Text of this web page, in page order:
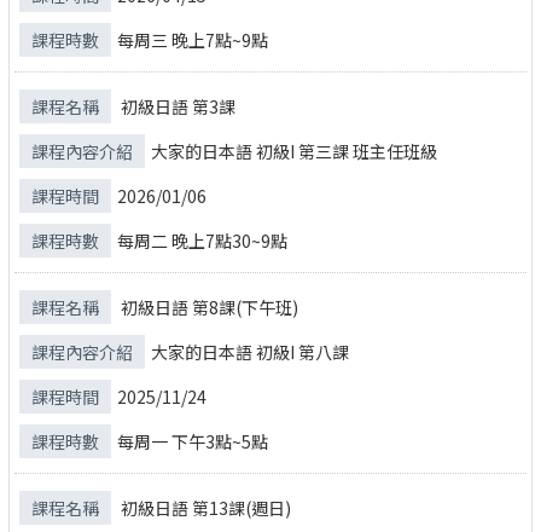
每周三 晚上7點~9點
初級日語 第3課
大家的日本語 初級I 第三課 班主任班級
2026/01/06
每周二 晚上7點30~9點
初級日語 第8課(下午班)
大家的日本語 初級I 第八課
2025/11/24
每周一 下午3點~5點
初級日語 第13課(週日)